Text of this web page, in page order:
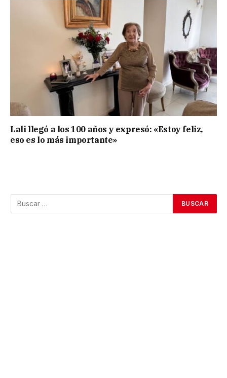
Lali llegó a los 100 años y expresó: «Estoy feliz,
eso es lo más importante»